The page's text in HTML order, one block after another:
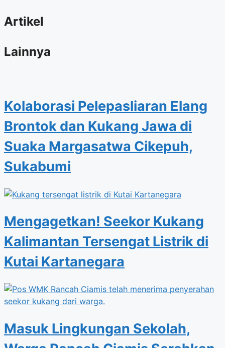
Artikel
Lainnya
Kolaborasi Pelepasliaran Elang
Brontok dan Kukang Jawa di
Suaka Margasatwa Cikepuh,
Sukabumi
Mengagetkan! Seekor Kukang
Kalimantan Tersengat Listrik di
Kutai Kartanegara
Masuk Lingkungan Sekolah,